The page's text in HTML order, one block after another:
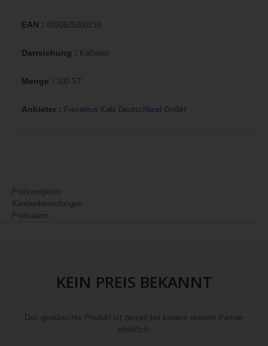
EAN : 4050625000219
Darreichung : Katheter
Menge : 100 ST
Anbieter : Fresenius Kabi Deutschland GmbH
Preisvergleich
Kundenbewertungen
Preisalarm
KEIN PREIS BEKANNT
Das gewünschte Produkt ist derzeit bei keinem unserer Partner
erhältlich.